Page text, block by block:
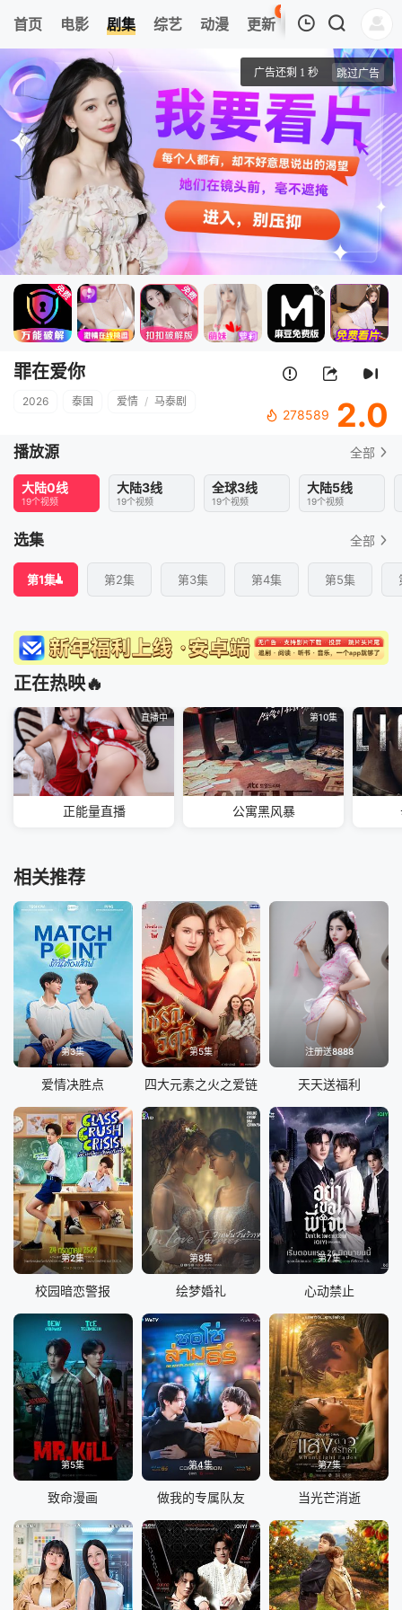
首页 电影 剧集 综艺 动漫 更新
66
热榜 APP
我的观影记录
第1集
罪在爱你
清空
罪在爱你
2026 泰国 爱情 / 马泰剧
278589 2.0
播放源 全部
大陆0线
19个视频
大陆3线
19个视频
全球3线
19个视频
大陆5线
19个视频
选集 全部
第1集 第2集 第3集 第4集 第5集
正在热映🔥
直播中
正能量直播
第10集
公寓黑风暴
相关推荐
第3集
爱情决胜点
第5集
四大元素之火之爱链
注册送8888
天天送福利
第2集
校园暗恋警报
第8集
绘梦婚礼
第7集
心动禁止
第5集
致命漫画
第4集
做我的专属队友
第7集
当光芒消逝